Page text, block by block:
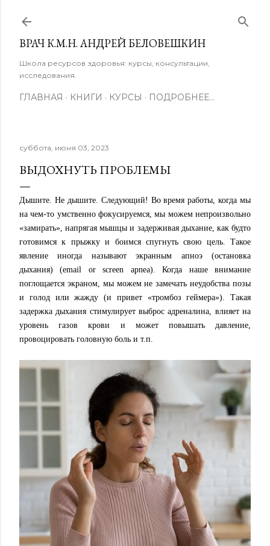
ВРАЧ К.М.Н. АНДРЕЙ БЕЛОВЕШКИН
Школа ресурсов здоровья: курсы, консультации,
исследования.
ГЛАВНАЯ КНИГИ КУРСЫ ПОДРОБНЕЕ…
суббота, июня 03, 2023
ВЫДОХНУТЬ ПРОБЛЕМЫ
Дышите. Не дышите. Следующий! Во время работы, когда мы
на чем-то умственно фокусируемся, мы можем непроизвольно
«замирать», напрягая мышцы и задерживая дыханиe, как будто
готовимся к прыжку и боимся спугнуть свою цель. Такое
явление иногда называют экранным апноэ (остановка
дыхания) (email or screen аpnea). Когда наше внимание
поглощается экраном, мы можем не замечать неудобства позы
и голод или жажду (и привет «тромбоз геймера»). Такая
задержка дыхания стимулирует выброс адреналина, влияет на
уровень газов крови и может повышать давление,
провоцировать головную боль и т.п.